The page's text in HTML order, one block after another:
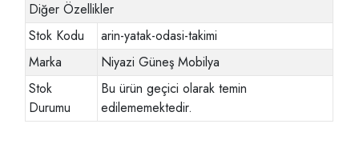
Diğer Özellikler
Stok Kodu
arin-yatak-odasi-takimi
Marka
Niyazi Güneş Mobilya
Stok
Durumu
Bu ürün geçici olarak temin
edilememektedir.